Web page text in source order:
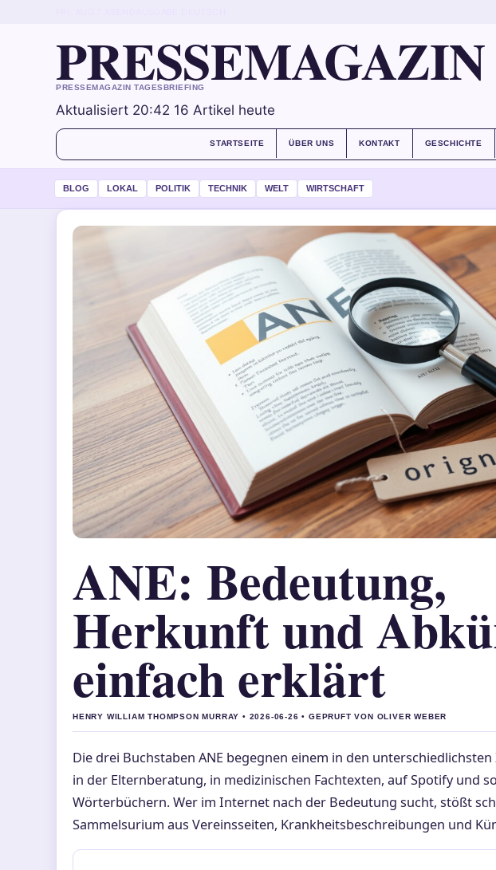
PRESSEMAGAZIN
PRESSEMAGAZIN TAGESBRIEFING
Aktualisiert 20:42 16 Artikel heute
STARTSEITE ÜBER UNS KONTAKT GESCHICHTE
BLOG LOKAL POLITIK TECHNIK WELT WIRTSCHAFT
ANE: Bedeutung,
Herkunft und
einfach erklärt
HENRY WILLIAM THOMPSON MURRAY • 2026-06-26 • GEPRUFT VON OLIVER WEBER
Die drei Buchstaben ANE begegnen einem in den
in der Elternberatung, in medizinischen Fachtexten, auf Spotify und
Wörterbüchern. Wer im Internet nach der Bedeutung sucht, stößt
Sammelsurium aus Vereinsseiten, Krankheitsbeschreibungen und